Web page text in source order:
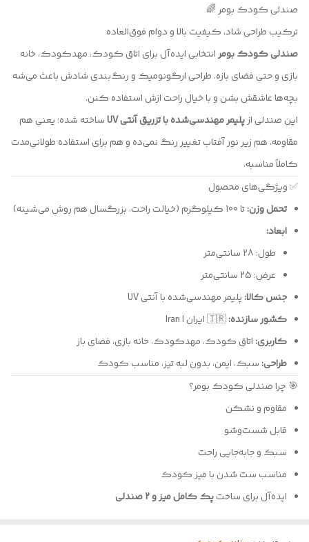
صندلی کودک بومر 🌈
ترکیب طراحی شاد، کیفیت بالا و دوام فوق‌العاده
صندلی کودک بومرانتخابی ایده‌آل برای اتاق کودک، مهدکودک، خانه
بازی و حتی فضای بازه. طراحی ارگونومیک و رنگ‌بندی شادش باعث می‌شه
بچه‌ها عاشقش بشن و با خیال راحت ازش استفاده کنن.
این صندلی ازپلیمر مهندسی‌شده با تزریق آنتی UV
ساخته شده؛ یعنی هم
مقاومه، هم زیر نور آفتاب تغییر رنگ نمی‌ده و هم برای استفاده طولانی‌مدت
کاملاً مناسبه.
✅ ویژگی‌های محصول
تحمل وزن:تا 100 کیلوگرم (خیالت راحت، بزرگسال هم روش می‌شینه)
ابعاد:
طول: 28 سانتی‌متر
عرض: 25 سانتی‌متر
جنس کالا: پلیمر مهندسی‌شده با آنتی UV
کشور سازنده:
کاربری: اتاق کودک، مهدکودک، خانه بازی، فضای باز
طراحی: سبک، ایمن، بدون لبه تیز، مناسب کودک
🎯 چرا صندلی کودک بومر؟
مقاوم و نشکن
قابل شست‌وشو
سبک و جابه‌جایی راحت
مناسب ست شدن با میز کودک
ایده‌آل برای ساختپک کامل میز و ۲ صندلی